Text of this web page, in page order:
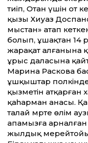
тиіп, Отан үшін от
қызы Хиуаз
мыстан» атап
болып, ұшақтан 14
жарақат алғанына
ұрыс даласына
Марина Раскова
ұшқыштар
қызметін
қаһарман анасы.
талай мәрте өлім
апамызға
жылдық